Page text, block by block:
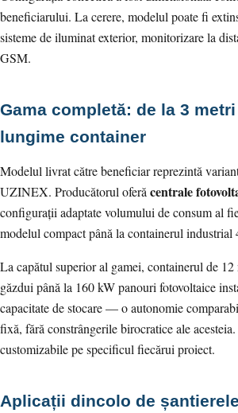
beneficiarului. La cerere, modelul poate fi
sisteme de iluminat exterior, monitorizare la
GSM.
Gama completă: de la 3
lungime container
Modelul livrat către beneficiar reprezintă
UZINEX. Producătorul oferă centrale
configurații adaptate volumului de consum al
modelul compact până la containerul industrial
La capătul superior al gamei, containerul de
găzdui până la 160 kW panouri fotovoltaice
capacitate de stocare — o autonomie
fixă, fără constrângerile birocratice ale
customizabile pe specificul fiecărui proiect.
Aplicații dincolo de